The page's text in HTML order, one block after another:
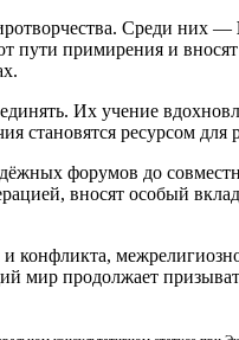
Среди них —
пути примирения и
Их учение
становятся ресурсом
форумов до
вносят особый
мир продолжает